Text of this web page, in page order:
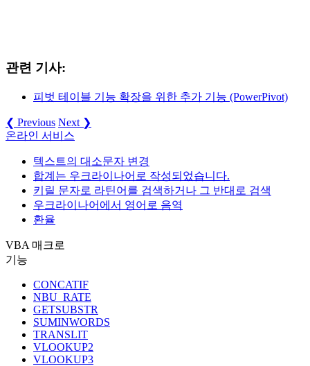
관련 기사:
피벗 테이블 기능 확장을 위한 추가 기능 (PowerPivot)
❮ Previous Next ❯
온라인 서비스
텍스트의 대소문자 변경
합계는 우크라이나어로 작성되었습니다.
키릴 문자로 라틴어를 검색하거나 그 반대로 검색
우크라이나어에서 영어로 음역
환율
VBA 매크로
기능
CONCATIF
NBU_RATE
GETSUBSTR
SUMINWORDS
TRANSLIT
VLOOKUP2
VLOOKUP3